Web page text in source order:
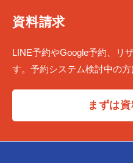
資料請求
LINE予約やGoogle予約、リ
す。予約システム検討中の方
まずは